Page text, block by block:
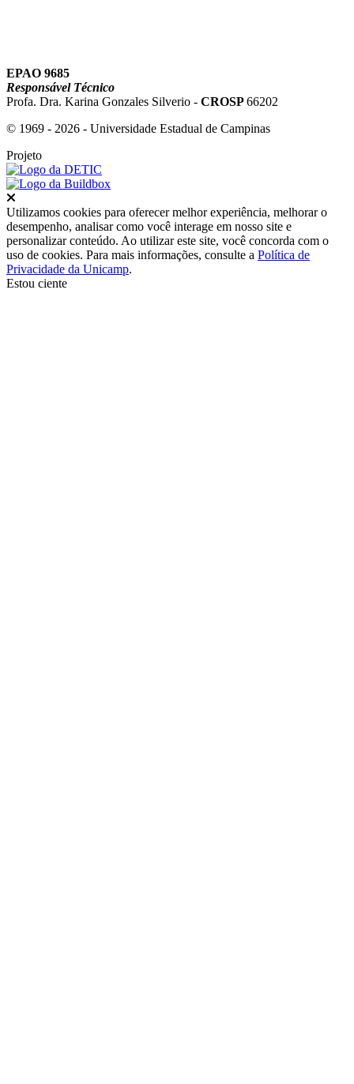
EPAO 9685
Responsável Técnico
Profa. Dra. Karina Gonzales Silverio - CROSP66202
© 1969 - 2026 - Universidade Estadual de Campinas
Projeto
Utilizamos cookies para oferecer melhor experiência, melhorar o
desempenho, analisar como você interage em nosso site e
personalizar conteúdo. Ao utilizar este site, você concorda com o
uso de cookies. Para mais informações, consulte a Política de
Privacidade da Unicamp.
Estou ciente